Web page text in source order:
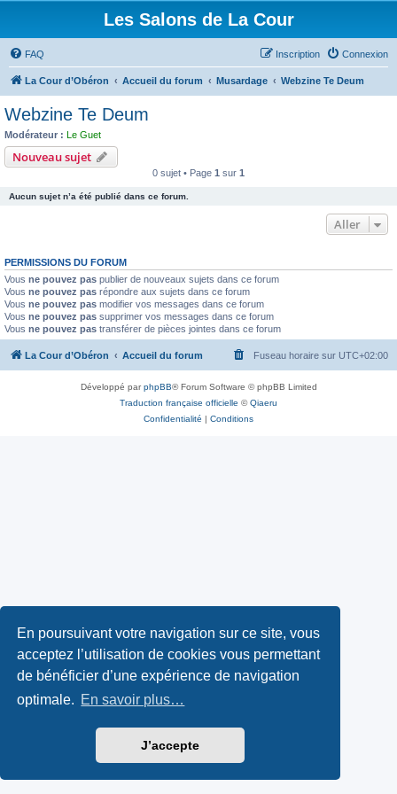
En poursuivant votre navigation sur ce site, vous
acceptez l’utilisation de cookies vous permettant
de bénéficier d’une expérience de navigation
optimale. En savoir plus…
J’accepte
Les Salons de La Cour
FAQ Connexion
Inscription
La Cour d’Obéron Accueil du forum Musardage Webzine Te Deum
Webzine Te Deum
Modérateur : Le Guet
Nouveau sujet
0 sujet • Page 1 sur 1
Aucun sujet n’a été publié dans ce forum.
Aller
PERMISSIONS DU FORUM
Vous ne pouvez pas publier de nouveaux sujets dans ce forum
Vous ne pouvez pas répondre aux sujets dans ce forum
Vous ne pouvez pas modifier vos messages dans ce forum
Vous ne pouvez pas supprimer vos messages dans ce forum
Vous ne pouvez pas transférer de pièces jointes dans ce forum
La Cour d’Obéron Accueil du forum Fuseau horaire sur UTC+02:00
Développé parphpBB® Forum Software © phpBB Limited
Traduction française officielle ©Qiaeru
Confidentialité | Conditions